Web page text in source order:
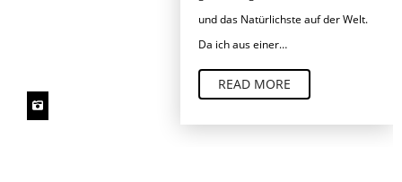
und das Natürlichste auf der Welt.
Da ich aus einer…
READ MORE